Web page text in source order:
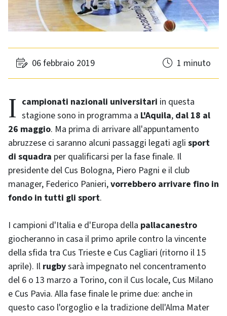
06 febbraio 2019 1 minuto
I campionati nazionali universitari in questa
stagione sono in programma a L'Aquila, dal 18 al
26 maggio. Ma prima di arrivare all'appuntamento
abruzzese ci saranno alcuni passaggi legati agli sport
di squadra per qualificarsi per la fase finale. Il
presidente del Cus Bologna, Piero Pagni e il club
manager, Federico Panieri,vorrebbero arrivare fino in
fondo in tutti gli sport.
I campioni d'Italia e d'Europa della pallacanestro
giocheranno in casa il primo aprile contro la vincente
della sfida tra Cus Trieste e Cus Cagliari (ritorno il 15
aprile). Il rugbysarà impegnato nel concentramento
del 6 o 13 marzo a Torino, con il Cus locale, Cus Milano
e Cus Pavia. Alla fase finale le prime due: anche in
questo caso l'orgoglio e la tradizione dell'Alma Mater